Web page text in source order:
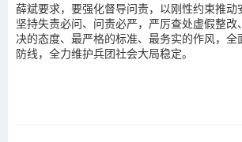
薛斌要求，要强化督导问责，以刚性约束推动
坚持失责必问、问责必严，严厉查处虚假整改
决的态度、最严格的标准、最务实的作风，全
防线，全力维护兵团社会大局稳定。